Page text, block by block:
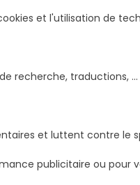
et l'utilisation de
recherche, traductions, ...
et luttent contre le
publicitaire ou pour